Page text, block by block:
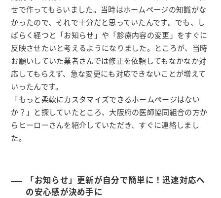
せで作ってもらいました。当時はホームページの知識がな
かったので、それで十分だと思っていたんです。でも、し
ばらく経つと「お知らせ」や「診療内容の変更」をすぐに
反映させたいと考えるようになりました。ところが、当時
お願いしていた業者さんでは修正を依頼してもなかなか対
応してもらえず、急な変更にも対応できないことが増えて
いったんです。
「もっと柔軟にカスタマイズできるホームページはない
か？」と探していたところ、大阪府の医師協同組合の方か
らヒーローさんを紹介していただき、すぐに連絡しまし
た。
「お知らせ」更新が自分で簡単に！迅速対応へ
の安心感が決め手に